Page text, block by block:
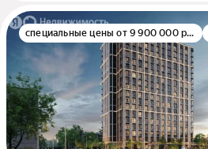
специальные цены от 9 900 000 руб.